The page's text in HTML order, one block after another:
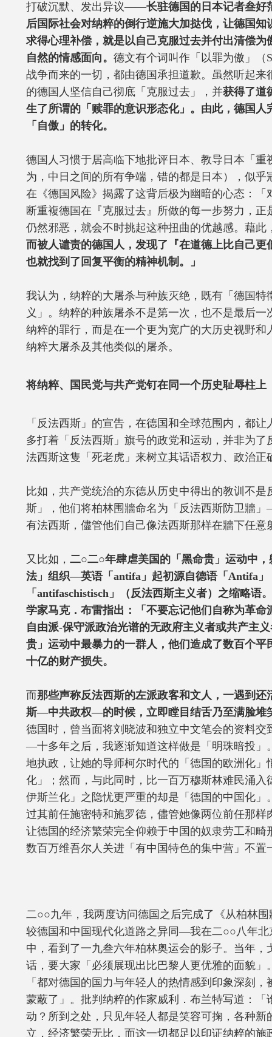
打破沉默、发出异议——长驻德国的日本记者叁好
后国际社会对纳粹的倒行逆施大加挞伐，让德国知
求得心理补偿，就是以自己克服过去并付出清偿为
自然的情感面向。 德文有个词叫作「以罪为傲」（
战争而来的一切，都由德国承担道歉。虽然听起来
的德国人坚信自己彻底「克服过去」，并获得了道
生了所谓的「赎罪的意识形态化」。由此，德国人
「自傲」的转化。
德国人习惯于居高临下地批评日本、教导日本「重
为，中日之间的所有争端，错的都是日本），似乎
在《德国风险》揭露了这背后极为幽暗的心态：「
断重複德国在『克服过去』所做的每一步努力，正
仍然邪恶，就会不时挑起这种扭曲的优越感。藉此
而被人谴责的德国人，发现了『在道德上比自己更
也就找到了回复平衡的精神机制。」
我认为，纳粹的大屠杀与种族灭绝，既有「德国特
义」。纳粹的种族屠杀不是第一次，也不是最后一
纳粹的罪行，而是在一个更为宽广的大历史视野和
纳粹大屠杀及其他类似的屠杀。
将纳粹、国民党与共产党钉在同一个历史耻辱柱上
「反法西斯」的宣告，在德国和全球范围内，都
多打着「反法西斯」旗号的政党和运动，并非为了
法西斯这隻「死老虎」来树立其话语权力、政治正
比如，共产党统治的东德从历史中得出的教训不是
斯」，他们将柏林围牆命名为「反法西斯防卫牆
有法西斯，儘管他们自己像法西斯那样在牆下任意
又比如， 二○二○年肆虐美国的「黑命贵」运动中
法」组织—英语「antifa」起初源自德语「Antifa
「antifaschistisch」（反法西斯主义者）之缩略语
学家马克．布雷指出：「不要忘记他们自称为革命
自由派-保守派政治光谱的无政府主义者或共产主
贵」运动中最暴力的一群人，他们造成了数百个平
十亿的财产损失。
而那些声称反法西斯的左派政客和文人，一遇到还
斯—中共政权—的时候，立即瞠目结舌乃至满脸堆
德国时，曾当面将刘晓波和独立中文笔会的资料交
—十多年之后，我逐渐知道这样做是「明珠暗投」
地执政，让她的导师柯尔时代的「德国的欧洲化」
化」；然而，与此同时，比一百万穆斯林难民涌入
伊斯兰化」之隐忧更严重的却是「德国的中国化」
过其前任施密特和施罗德，儘管她像两位前任那样
让德国的经济繁荣完全仰赖于中国的奴隶劳工和畸
数百万维吾尔人关进「有中国特色的集中营」不置
二○○九年，我两度访问德国之后完成了《从柏林
较德国和中国现代化道路之异同—我在二○○八年北
中，看到了一九叁六年柏林奥运会的影子。当年，
话，要大家「必须展现出比巴黎人更优雅的面貌」
「都对德国的国力与年轻人的热情感到印象深刻
蒙蔽了」。批判纳粹的作家威利．布兰特写道：「
动？所到之处，只见年轻人都是笑容可掬，各种新
立，经济繁荣无比，而这一切都足以印证纳粹的施